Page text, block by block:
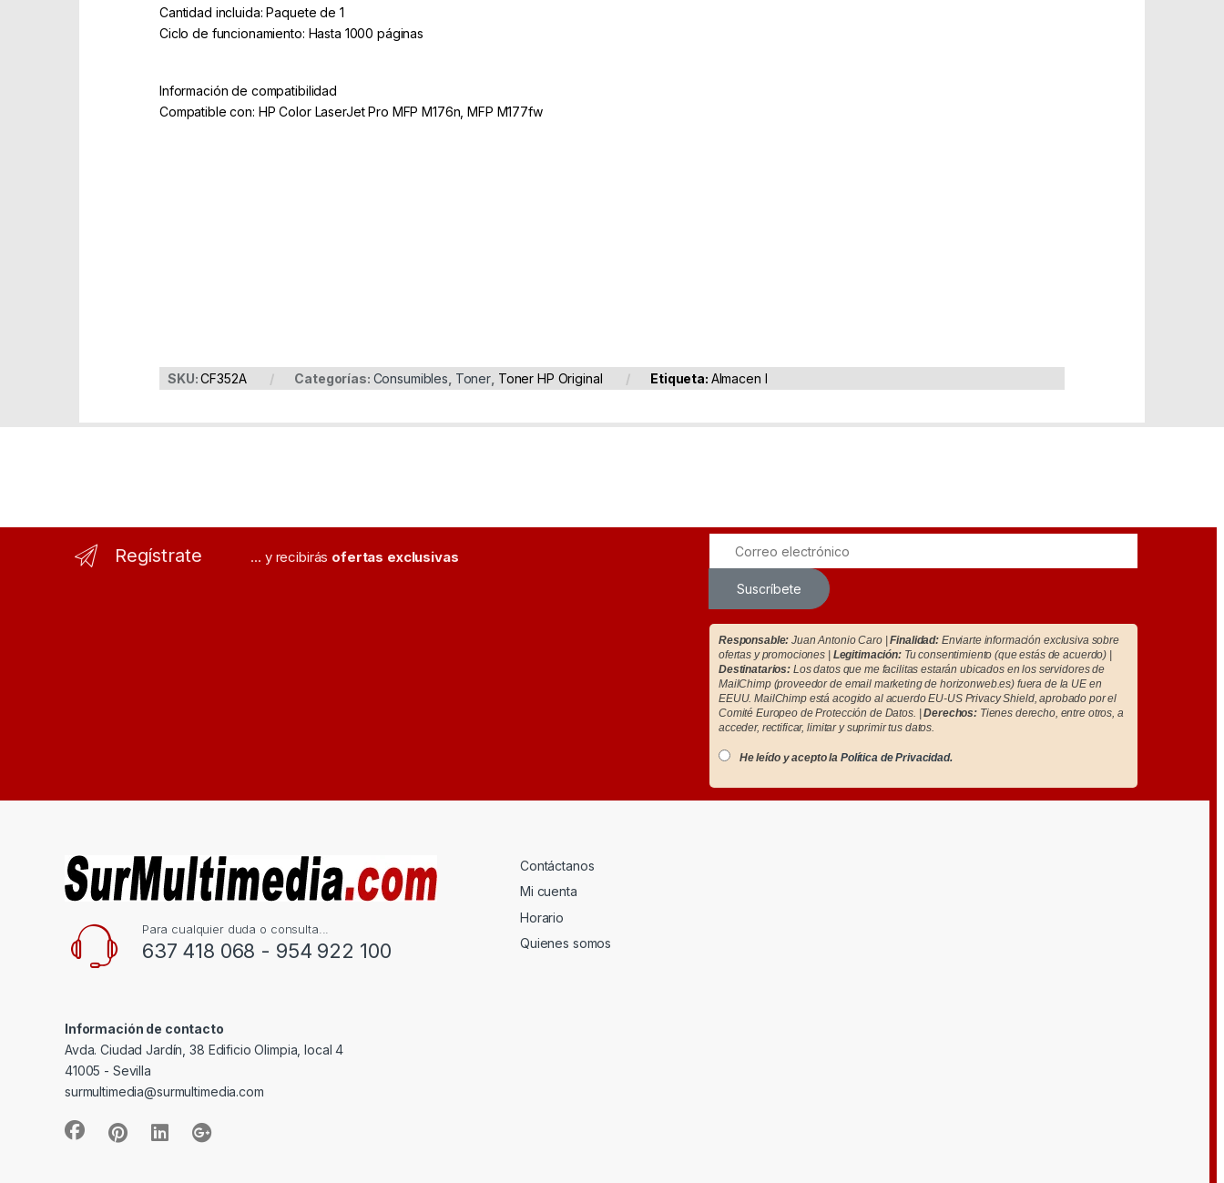
Cantidad incluida: Paquete de 1
Ciclo de funcionamiento: Hasta 1000 páginas
Información de compatibilidad
Compatible con: HP Color LaserJet Pro MFP M176n, MFP M177fw
SKU:CF352A Categorías: Consumibles Toner Toner HP Original Etiqueta: Almacen I
Regístrate ... y recibirás ofertas exclusivas
Suscríbete
Responsable: Juan Antonio Caro |Finalidad: Enviarte información exclusiva sobre
ofertas y promociones | Legitimación:Tu consentimiento (que estás de acuerdo) |
Destinatarios: Los datos que me facilitas estarán ubicados en los servidores de
MailChimp (proveedor de email marketing de horizonweb.es) fuera de la UE en
EEUU. MailChimp está acogido al acuerdo EU-US Privacy Shield, aprobado por el
Comité Europeo de Protección de Datos. |Derechos: Tienes derecho, entre otros, a
acceder, rectificar, limitar y suprimir tus datos.
He leído y acepto la Política de Privacidad.
Para cualquier duda o consulta...
637 418 068 - 954 922 100
Información de contacto
Avda. Ciudad Jardín, 38 Edificio Olimpia, local 4
41005 - Sevilla
surmultimedia@surmultimedia.com
Contáctanos
Mi cuenta
Horario
Quienes somos